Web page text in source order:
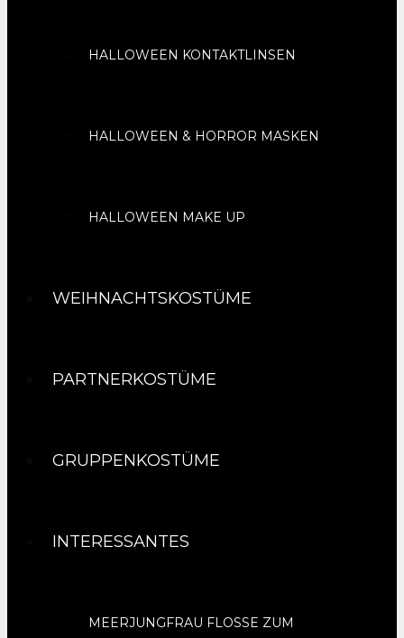
HALLOWEEN KONTAKTLINSEN
HALLOWEEN & HORROR MASKEN
HALLOWEEN MAKE UP
WEIHNACHTSKOSTÜME
PARTNERKOSTÜME
GRUPPENKOSTÜME
INTERESSANTES
MEERJUNGFRAU FLOSSE ZUM